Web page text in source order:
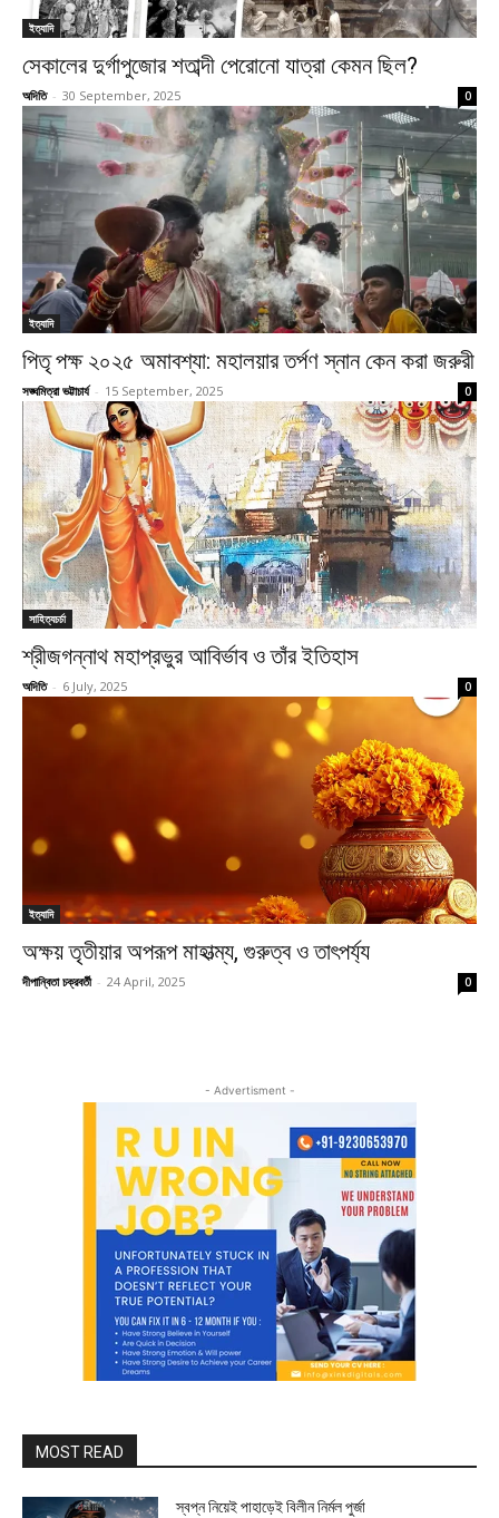
ইত্যাদি
সেকালের দুর্গাপুজোর শতাব্দী পেরোনো যাত্রা কেমন ছিল?
অদিতি - 30 September, 2025 0
ইত্যাদি
পিতৃ পক্ষ ২০২৫ অমাবশ্যা: মহালয়ার তর্পণ স্নান কেন করা জরুরী
সঙ্ঘমিত্রা ভট্টাচার্য - 15 September, 2025 0
সাহিত্যচর্চা
শ্রীজগন্নাথ মহাপ্রভুর আবির্ভাব ও তাঁর ইতিহাস
অদিতি - 6 July, 2025 0
ইত্যাদি
অক্ষয় তৃতীয়ার অপরূপ মাহাত্ম্য, গুরুত্ব ও তাৎপর্য্য
দীপান্বিতা চক্রবর্তী - 24 April, 2025 0
- Advertisment -
MOST READ
স্বপ্ন নিয়েই পাহাড়েই বিলীন নির্মল পুর্জা